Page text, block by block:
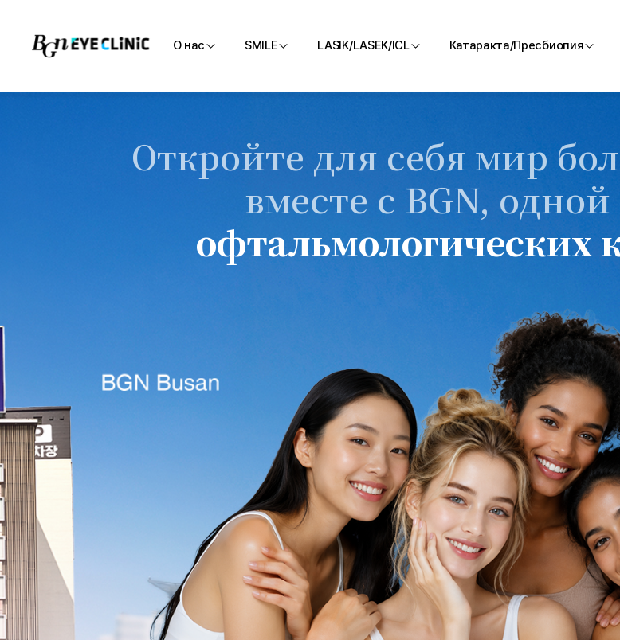
О нас SMILE LASIK/LASEK/ICL Катаракта/Пресбиопия
Медицинская
команда
Как добраться
Персонализация
SMILE PRO
LASEK
Откройте для себя мир
вместе с BGN,
офтальмологических